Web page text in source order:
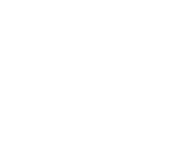
群生、忙しい田植え